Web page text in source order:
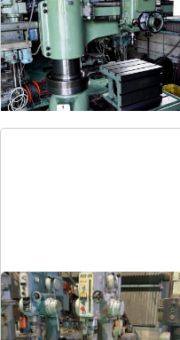
メーカー 森精機
形 式 YR3-115
年 式-
直立ボール盤
メーカー 吉田